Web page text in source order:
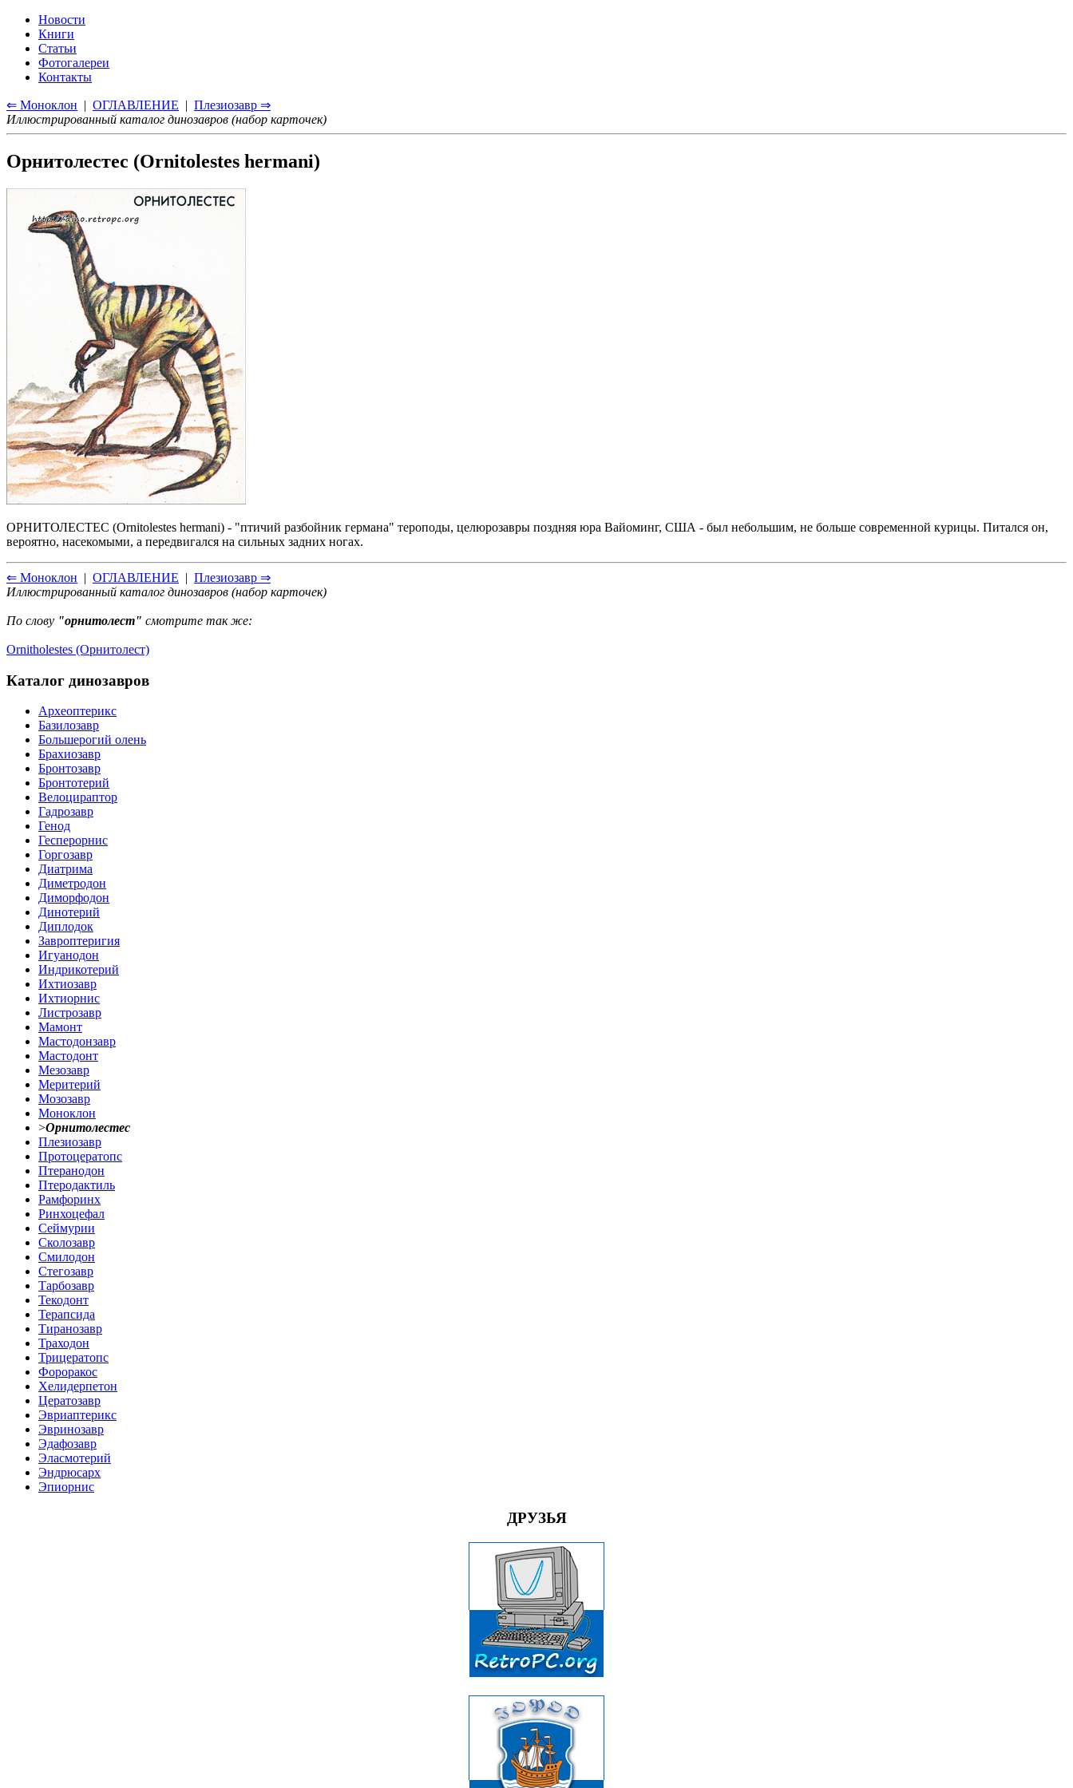
Новости
Книги
Статьи
Фотогалереи
Контакты
⇐ Моноклон | ОГЛАВЛЕНИЕ | Плезиозавр ⇒
Иллюстрированный каталог динозавров (набор карточек)
Орнитолестес (Ornitolestes hermani)
ОРНИТОЛЕСТЕС (Ornitolestes hermani) - "птичий разбойник германа" тероподы, целюрозавры поздняя юра Вайоминг, США - был небольшим, не больше современной курицы. Питался он,
вероятно, насекомыми, а передвигался на сильных задних ногах.
⇐ Моноклон | ОГЛАВЛЕНИЕ | Плезиозавр ⇒
Иллюстрированный каталог динозавров (набор карточек)
По слову "орнитолест" смотрите так же:
Ornitholestes (Орнитолест)
Каталог динозавров
Археоптерикс
Базилозавр
Большерогий олень
Брахиозавр
Бронтозавр
Бронтотерий
Велоцираптор
Гадрозавр
Генод
Гесперорнис
Горгозавр
Диатрима
Диметродон
Диморфодон
Динотерий
Диплодок
Завроптеригия
Игуанодон
Индрикотерий
Ихтиозавр
Ихтиорнис
Листрозавр
Мамонт
Мастодонзавр
Мастодонт
Мезозавр
Меритерий
Мозозавр
Моноклон
>Орнитолестес
Плезиозавр
Протоцератопс
Птеранодон
Птеродактиль
Рамфоринх
Ринхоцефал
Сеймурии
Сколозавр
Смилодон
Стегозавр
Тарбозавр
Текодонт
Терапсида
Тиранозавр
Траходон
Трицератопс
Фороракос
Хелидерпетон
Цератозавр
Эвриаптерикс
Эвринозавр
Эдафозавр
Эласмотерий
Эндрюсарх
Эпиорнис
ДРУЗЬЯ